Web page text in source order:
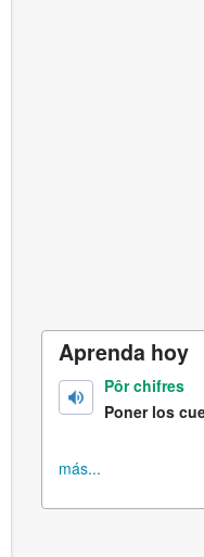
Aprenda hoy
Pôr chifres
Poner los
más...